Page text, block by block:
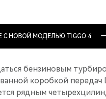
НОВОЙ МОДЕЛЬЮ TIGGO 4
бензиновым
коробкой передач
рядным